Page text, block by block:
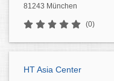
81243 München
(0)
HT Asia Center